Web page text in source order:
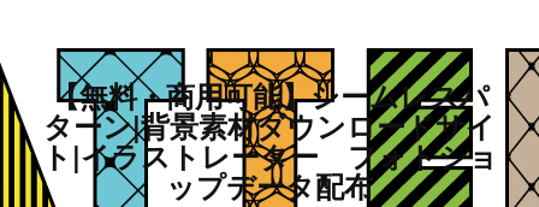
【無料・商用可能】シームレスパ
ターン|背景素材ダウンロードサイ
ト|イラストレーター フォトショ
ップデータ配布